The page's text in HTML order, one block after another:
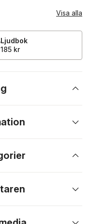
Visa alla
Ljudbok
185 kr